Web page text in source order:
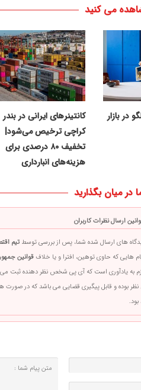
می کنید
در بازار
کانتینرهای ایرانی در بندر
کراچی ترخیص می‌شود|
تخفیف ۸۰ درصدی برای
هزینه‌های انبارداری
در میان بگذارید
ارسال نظرات کاربران
های ارسال شده شما، پس از بررسی توسط تیم
هایی که حاوی توهین، افترا و یا خلاف قوانین
به یادآوری است که آی پی شخص نظر دهنده ثبت می
بوده و قابل پیگیری قضایی می باشد که در